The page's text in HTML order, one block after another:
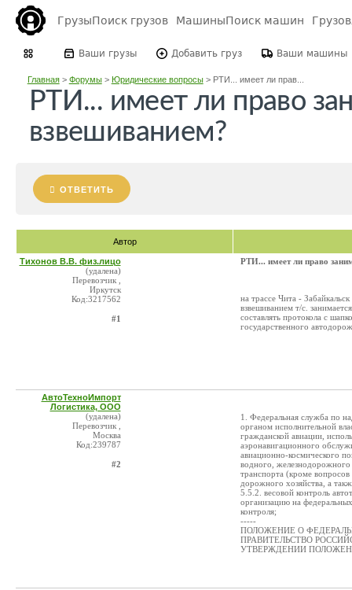
ГрузыПоиск грузов МашиныПоиск машин
Ваши грузы Добавить груз Ваши машины
Главная> Форумы> Юридические вопросы> РТИ... имеет ли прав...
РТИ... имеет ли право
взвешиванием?
ОТВЕТИТЬ
Автор
Тихонов В.В. физ.лицо
(удалена)
Перевозчик ,
Иркутск
Код:3217562
#1
РТИ... имеет ли право
на трассе Чита -
взвешиванием т/с.
составлять протокола с
государственного
АвтоТехноИмпорт
Логистика, ООО
(удалена)
Перевозчик ,
Москва
Код:239787
#2
1. Федеральная служба по
органом исполнительной
гражданской авиации,
аэронавигационного
авиационно-космического
водного, железнодорожного
транспорта (кроме
дорожного хозяйства, а
5.5.2. весовой контроль
организацию на
контроля;
-----
ПОЛОЖЕНИЕ О
ПРАВИТЕЛЬСТВО
УТВЕРЖДЕНИИ